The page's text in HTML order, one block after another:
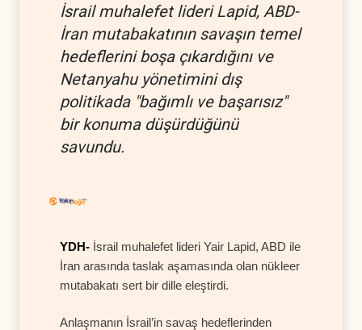
İsrail muhalefet lideri Lapid, ABD-
İran mutabakatının savaşın temel
hedeflerini boşa çıkardığını ve
Netanyahu yönetimini dış
politikada "bağımlı ve başarısız"
bir konuma düşürdüğünü
savundu.
YDH- İsrail muhalefet lideri Yair Lapid, ABD ile
İran arasında taslak aşamasında olan nükleer
mutabakatı sert bir dille eleştirdi.
Anlaşmanın İsrail’in savaş hedeflerinden